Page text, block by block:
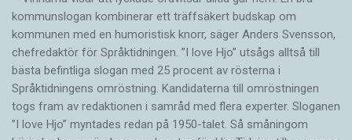
kommunslogan kombinerar ett träffsäkert budskap om
kommunen med en humoristisk knorr, säger Anders Svensson,
chefredaktör för Språktidningen. ”I love Hjo” utsågs alltså till
bästa befintliga slogan med 25 procent av rösterna i
Språktidningens omröstning. Kandidaterna till omröstningen
togs fram av redaktionen i samråd med flera experter. Sloganen
”I love Hjo” myntades redan på 1950-talet. Så småningom